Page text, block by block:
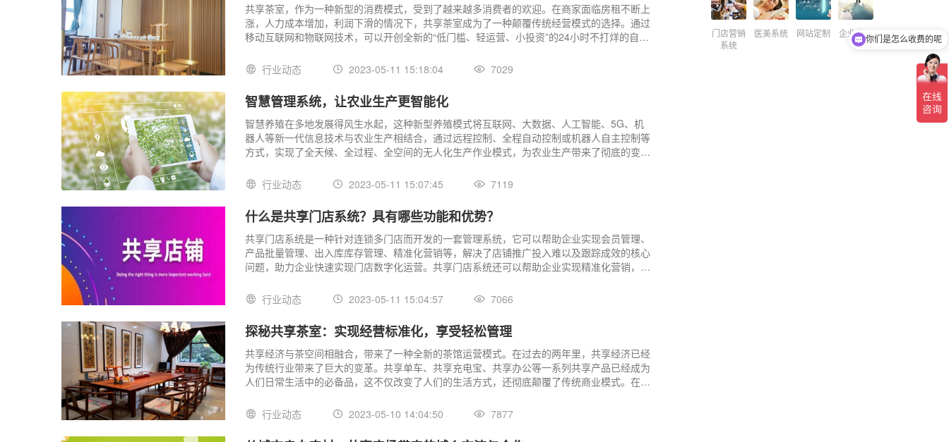
共享茶室，作为一种新型的消费模式，受到了越来越多消费者的欢迎。在商家面临房租不断上
涨，人力成本增加，利润下滑的情况下，共享茶室成为了一种颠覆传统经营模式的选择。通过
移动互联网和物联网技术，可以开创全新的“低门槛、轻运营、小投资”的24小时不打烊的自助
行业动态
2023-05-11 15:18:04 7029
智慧管理系统，让农业生产更智能化
智慧养殖在多地发展得风生水起，这种新型养殖模式将互联网、大数据、人工智能、5G、机
器人等新一代信息技术与农业生产相结合，通过远程控制、全程自动控制或机器人自主控制等
方式，实现了全天候、全过程、全空间的无人化生产作业模式，为农业生产带来了彻底的变
行业动态
2023-05-11 15:07:45 7119
什么是共享门店系统？具有哪些功能和优势？
共享门店系统是一种针对连锁多门店而开发的一套管理系统，它可以帮助企业实现会员管理、
产品批量管理、出入库库存管理、精准化营销等，解决了店铺推广投入难以及跟踪成效的核心
问题，助力企业快速实现门店数字化运营。共享门店系统还可以帮助企业实现精准化营销，构
行业动态
2023-05-11 15:04:57 7066
探秘共享茶室：实现经营标准化，享受轻松管理
共享经济与茶空间相融合，带来了一种全新的茶馆运营模式。在过去的两年里，共享经济已经
为传统行业带来了巨大的变革。共享单车、共享充电宝、共享办公等一系列共享产品已经成为
人们日常生活中的必备品，这不仅改变了人们的生活方式，还彻底颠覆了传统商业模式。在这
们来了解一下共享茶室，看看共享下的茶室是如何运营的。
行业动态 2023-05-10 14:04:50 7877
门店营销
系统
医美系统 网站定制 企业官网